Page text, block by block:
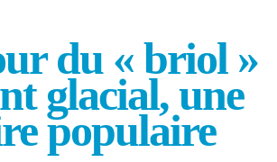
du « briol »
glacial, une
populaire